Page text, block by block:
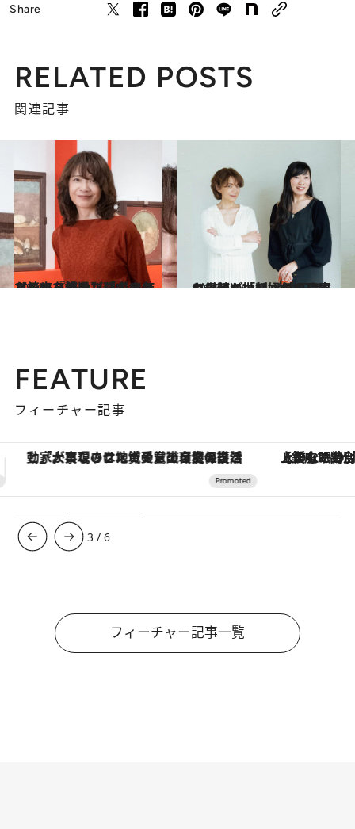
Share
RELATED POSTS
関連記事
2024.5.9
【続きを読む】「ずっとルシウスと過ごしてきた」ヤマザキマリが11年ぶりに『続テルマエ・ロマエ』を描いた理由
カルチャー 2023.6.18
ヤマザキマリ ✕ 内田舞〈対談〉「妊婦なのに肩を出している」何をしても母親が批判される日本
カルチャー
FEATURE
フィーチャー記事
【銀座で出合う最旬美容】美髪ケアや上質な眠り…セルフケアのアップデートから、特別な名入れギフトまで。大人のための「ReFa GINZA」クルーズ 【夏限定ディナーコース】旬を
3 /6
フィーチャー記事一覧